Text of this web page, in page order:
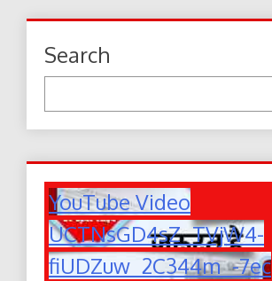
Search
YouTube Video
UCTNsGD4sZ_TVjW4-
fiUDZuw_2C344m_-7ec